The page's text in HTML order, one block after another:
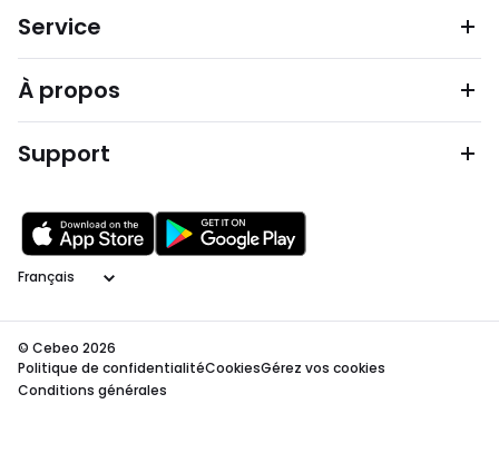
Service
À propos
Support
Langage
© Cebeo 2026
Politique de confidentialitéCookiesGérez vos cookies
Conditions générales